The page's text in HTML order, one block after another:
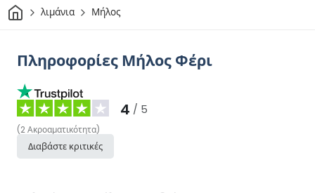
Σπίτιλιμάνια Μήλος
Πληροφορίες Μήλος Φέρι
4 / 5
(2Ακροαματικότητα)
Διαβάστε κριτικές